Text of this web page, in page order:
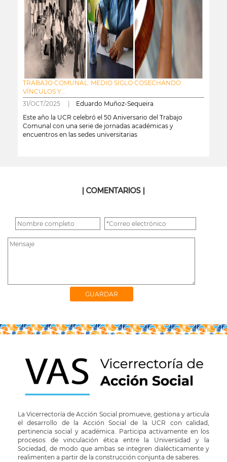
TRABAJO COMUNAL: MEDIO SIGLO COSECHANDO
VÍNCULOS Y...
31/OCT/2025 | Eduardo Muñoz-Sequeira
Este año la UCR celebró el 50 Aniversario del Trabajo
Comunal con una serie de jornadas académicas y
encuentros en las sedes universitarias
| COMENTARIOS |
La Vicerrectoría de Acción Social promueve, gestiona y articula
el desarrollo de la Acción Social de la UCR con calidad,
pertinencia social y académica. Participa activamente en los
procesos de vinculación ética entre la Universidad y la
Sociedad, de modo que ambas se integren dialécticamente y
realimenten a partir de la construcción conjunta de saberes.